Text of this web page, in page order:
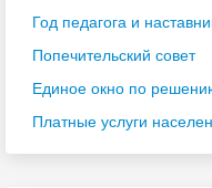
Год педагога и
Попечительский совет
Единое окно по
Платные услуги